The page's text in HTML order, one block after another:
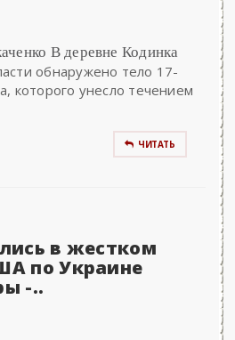
В деревне Кодинка
обнаружено тело 17-
которого унесло течением
ЧИТАТЬ
в жестком
по Украине
-..